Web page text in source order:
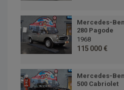
Mercedes-
280 Pagode
1968
115 000 €
Mercedes-
500 Cabriolet